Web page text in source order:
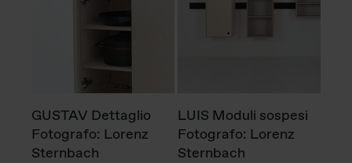
GUSTAV Dettaglio
Fotografo: Lorenz
Sternbach
LUIS Moduli sospesi
Fotografo: Lorenz
Sternbach